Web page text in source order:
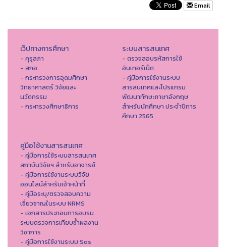
Email
เว็ปทางการศึกษา
- คุรุสภา
- สกอ.
- กระทรวงการอุดมศึกษา
วิทยาศาสตร์ วิจัยและ
นวัตกรรม
- กระทรวงศึกษาธิการ
ระบบสารสนเทศ
- ตรวจสอบรหัสการใช้
อินเทอร์เน็ต
- คู่มือการใช้งานระบบ
สารสนเทศและโปรแกรม
พัฒนาทักษะภาษาอังกฤษ
สำหรับนักศึกษา ประจำปีการ
ศึกษา 2565
คู่มือใช้งานสารสนเทศ
- คู่มือการใช้ระบบสารสนเทศ
สถาบันวิจัยฯ สำหรับอาจารย์
- คู่มือการใช้งานระบบวิจัย
ออนไลน์สำหรับเจ้าหน้าที่
- คู่มือระบุ/ตรวจสอบความ
เชี่ยวชาญในระบบ NRMS
- เอกสารประกอบการอบรม
ระบบตรวจการเทียบซ้ำผลงาน
วิชาการ
- คู่มือการใช้งานระบบ Sos